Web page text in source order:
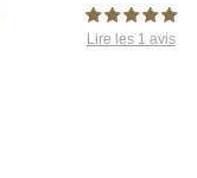
Lire les 1 avis